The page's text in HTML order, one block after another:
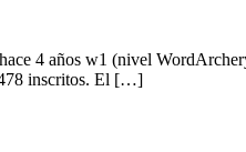
4 años w1 (nivel
478 inscritos. El […]